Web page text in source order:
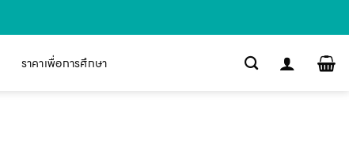
ราคาเพื่อการศึกษา